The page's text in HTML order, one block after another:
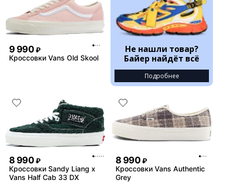
9 990 ₽
Кроссовки Vans Old Skool
Не нашли товар?
Байер найдёт всё
Подробнее
8 990 ₽
Кроссовки Sandy Liang x
Vans Half Cab 33 DX
8 990 ₽
Кроссовки Vans Authentic
Grey